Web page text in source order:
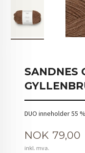
SANDNES
DUO inneholder 55
Pris
NOK 79,00
inkl. mva.